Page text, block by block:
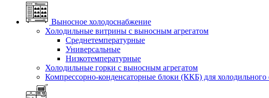
Выносное холодоснабжение
Холодильные витрины с выносным агрегатом
Среднетемпературные
Универсальные
Низкотемпературные
Холодильные горки с выносным агрегатом
Компрессорно-конденсаторные блоки (ККБ) для холодильного